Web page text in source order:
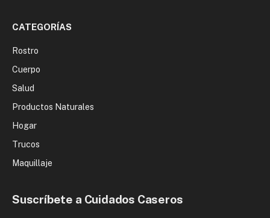
CATEGORÍAS
Rostro
Cuerpo
Salud
Productos Naturales
Hogar
Trucos
Maquillaje
Suscríbete a Cuidados Caseros